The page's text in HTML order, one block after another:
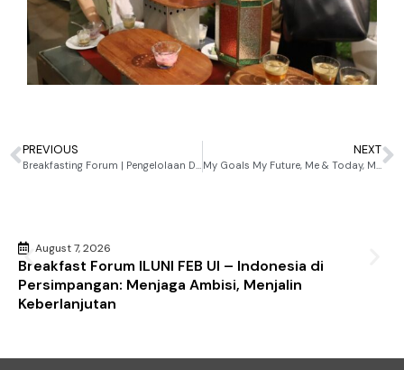
PREVIOUS
Breakfasting Forum | Pengelolaan Dana Haji: Antara Konsep, Ekspektasi & Realita
NEXT
My Goals My Future, Me & Today, My Wild and Action | Motivational Session BMUI
August 7, 2026
Breakfast Forum ILUNI FEB UI – Indonesia di
Persimpangan: Menjaga Ambisi, Menjalin
Keberlanjutan